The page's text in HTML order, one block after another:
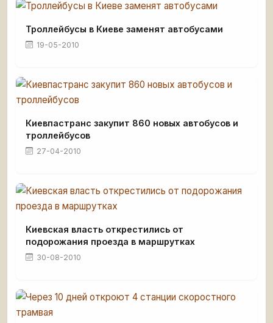
Троллейбусы в Киеве заменят автобусами
19-05-2010
Киевпастранс закупит 860 новых автобусов и
троллейбусов
27-04-2010
Киевская власть открестились от
подорожания проезда в маршрутках
30-08-2010